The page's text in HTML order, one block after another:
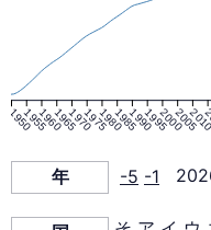
ッ
ド
（1950–
195019551960196519701975198019851990199520002005
年 -5 -1